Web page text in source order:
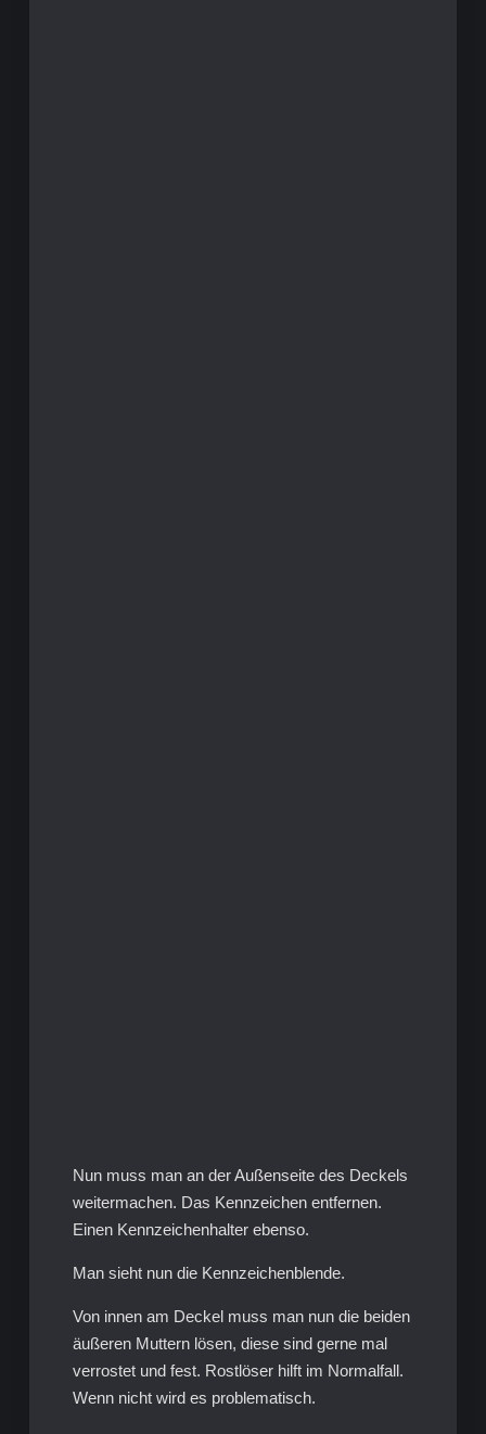
Nun muss man an der Außenseite des Deckels
weitermachen. Das Kennzeichen entfernen.
Einen Kennzeichenhalter ebenso.
Man sieht nun die Kennzeichenblende.
Von innen am Deckel muss man nun die beiden
äußeren Muttern lösen, diese sind gerne mal
verrostet und fest. Rostlöser hilft im Normalfall.
Wenn nicht wird es problematisch.